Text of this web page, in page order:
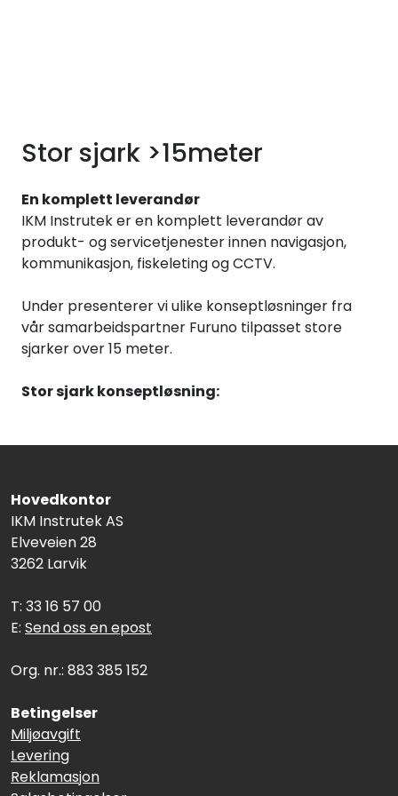
Stor sjark >15meter
En komplett leverandør
IKM Instrutek er en komplett leverandør av
produkt- og servicetjenester innen navigasjon,
kommunikasjon, fiskeleting og CCTV.
Under presenterer vi ulike konseptløsninger fra
vår samarbeidspartner Furuno tilpasset store
sjarker over 15 meter.
Stor sjark konseptløsning:
Hovedkontor
IKM Instrutek AS
Elveveien 28
3262 Larvik
T: 33 16 57 00
E: Send oss en epost
Org. nr.: 883 385 152
Betingelser
Miljøavgift
Levering
Reklamasjon
Elektronikk
Prosess
Frekvensomformere
Miljø og sikkerhet
Navigasjon & Kommunikasjon
Maskinvern & Instrumentering
Tilbehør
Kampanjer
Outlet